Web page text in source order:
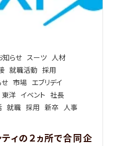
知らせ スーツ 人材
就職活動 採用
せ 市場 エブリデイ
東洋 イベント 社長
就職 採用 新卒
人事
ィの２ヵ所で合同企